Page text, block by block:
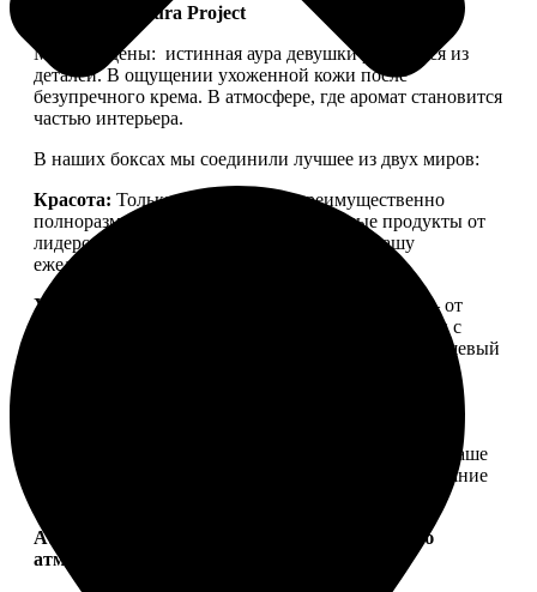
Философия Aura Project
Мы убеждены: истинная аура девушки рождается из
деталей. В ощущении ухоженной кожи после
безупречного крема. В атмосфере, где аромат становится
частью интерьера.
В наших боксах мы соединили лучшее из двух миров:
Красота: Только качественная, преимущественно
полноразмерная косметика. Проверенные продукты от
лидеров бьюти-рынка, которые войдут в вашу
ежедневную рутину.
Уют:
Детали для дома, создающие настроение — от
свечей для медитации до арома-капсул для стирки с
уникальной парфюмерной молекулой. Тонкий нишевый
себе. Это коллекция продуктов, которые создадут ваше
идеальное настроение и подчеркнут природное сияние
Aura Project by
— создай свою
атмосферу!